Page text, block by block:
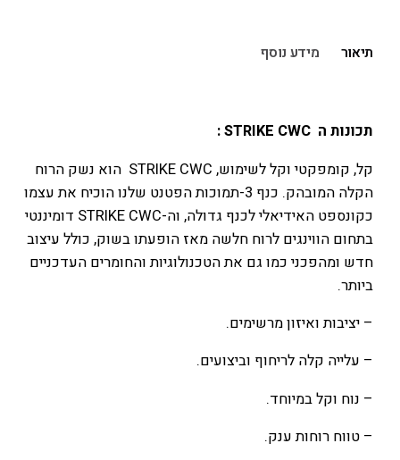
תיאור מידע נוסף
תכונות ה STRIKE CWC :
קל, קומפקטי וקל לשימוש, STRIKE CWC הוא נשק הרוח
הקלה המובהק. כנף 3-תמוכות הפטנט שלנו הוכיח את עצמו
כקונספט האידיאלי לכנף גדולה, וה-STRIKE CWC דומיננטי
בתחום הווינגים לרוח חלשה מאז הופעתו בשוק, כולל עיצוב
חדש ומהפכני כמו גם את הטכנולוגיות והחומרים העדכניים
ביותר.
– יציבות ואיזון מרשימים.
– עלייה קלה לריחוף וביצועים.
– נוח וקל במיוחד.
– טווח רוחות ענק.